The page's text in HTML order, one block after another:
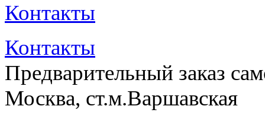
Контакты
Контакты
Предварительный заказ
Москва, ст.м.Варшавская